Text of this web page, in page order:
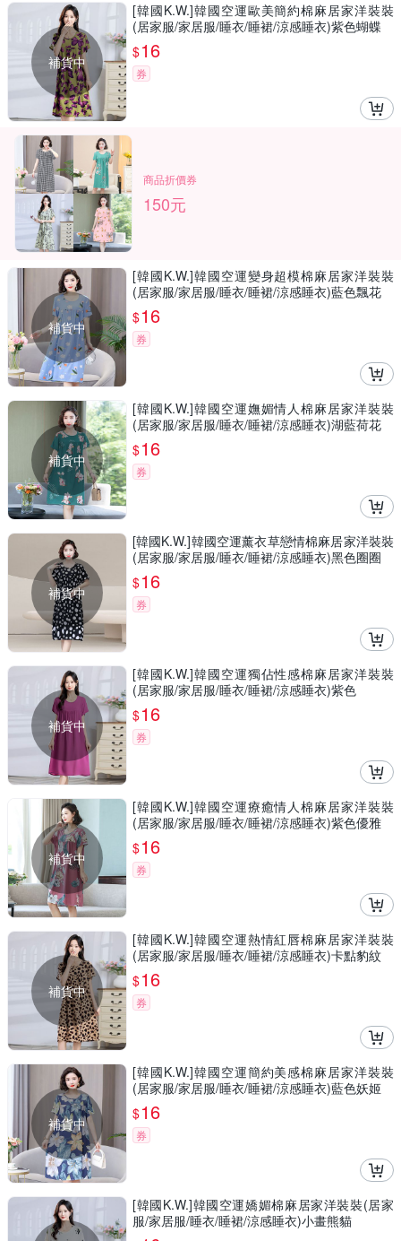
補貨中
[韓國K.W.]韓國空運歐美簡約棉麻居家洋裝裝
(居家服/家居服/睡衣/睡裙/涼感睡衣)紫色蝴蝶
$16
券
商品折價券
150元
補貨中
[韓國K.W.]韓國空運變身超模棉麻居家洋裝裝
(居家服/家居服/睡衣/睡裙/涼感睡衣)藍色飄花
$16
券
補貨中
[韓國K.W.]韓國空運嫵媚情人棉麻居家洋裝裝
(居家服/家居服/睡衣/睡裙/涼感睡衣)湖藍荷花
$16
券
補貨中
[韓國K.W.]韓國空運薰衣草戀情棉麻居家洋裝裝
(居家服/家居服/睡衣/睡裙/涼感睡衣)黑色圈圈
$16
券
補貨中
[韓國K.W.]韓國空運獨佔性感棉麻居家洋裝裝
(居家服/家居服/睡衣/睡裙/涼感睡衣)紫色
$16
券
補貨中
[韓國K.W.]韓國空運療癒情人棉麻居家洋裝裝
(居家服/家居服/睡衣/睡裙/涼感睡衣)紫色優雅
$16
券
補貨中
[韓國K.W.]韓國空運熱情紅唇棉麻居家洋裝裝
(居家服/家居服/睡衣/睡裙/涼感睡衣)卡點豹紋
$16
券
補貨中
[韓國K.W.]韓國空運簡約美感棉麻居家洋裝裝
(居家服/家居服/睡衣/睡裙/涼感睡衣)藍色妖姬
$16
券
[韓國K.W.]韓國空運嬌媚棉麻居家洋裝裝(居家
服/家居服/睡衣/睡裙/涼感睡衣)小畫熊貓